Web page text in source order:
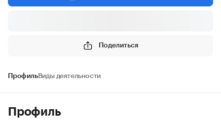
Поделиться
ПрофильВиды деятельности
Профиль